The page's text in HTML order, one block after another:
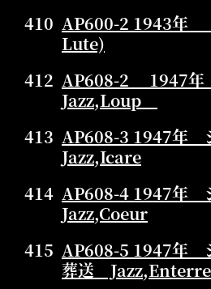
410 AP600-2 1943年
Lute)
412 AP608-2 1947
Jazz,Loup
413 AP608-3 1947年
Jazz,Icare
414 AP608-4 1947年
Jazz,Coeur
415 AP608-5 1947年
葬送